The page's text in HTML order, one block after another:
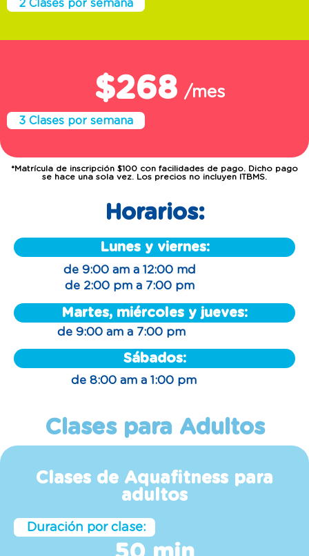
$268 /mes
3 Clases por semana
*Matrícula de inscripción $100 con facilidades de pago. Dicho pago
se hace una sola vez. Los precios no incluyen ITBMS.
Horarios:
Lunes y viernes:
de 9:00 am a 12:00 md
de 2:00 pm a 7:00 pm
Martes, miércoles y jueves:
de 9:00 am a 7:00 pm
Sábados:
de 8:00 am a 1:00 pm
Clases para Adultos
Clases de Aquafitness para
adultos
Duración por clase:
50 min